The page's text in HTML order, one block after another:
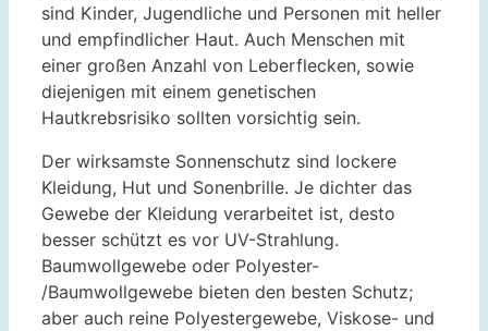
sind Kinder, Jugendliche und Personen mit heller
und empfindlicher Haut. Auch Menschen mit
einer großen Anzahl von Leberflecken, sowie
diejenigen mit einem genetischen
Hautkrebsrisiko sollten vorsichtig sein.
Der wirksamste Sonnenschutz sind lockere
Kleidung, Hut und Sonenbrille. Je dichter das
Gewebe der Kleidung verarbeitet ist, desto
besser schützt es vor UV-Strahlung.
Baumwollgewebe oder Polyester-
/Baumwollgewebe bieten den besten Schutz;
aber auch reine Polyestergewebe, Viskose- und